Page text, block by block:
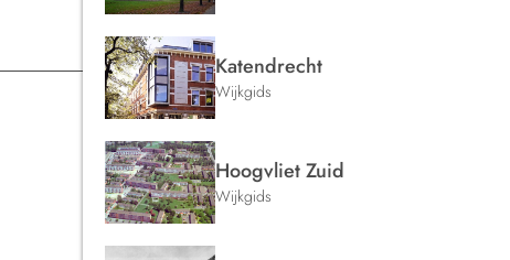
Katendrecht
Wijkgids
Hoogvliet Zuid
Wijkgids